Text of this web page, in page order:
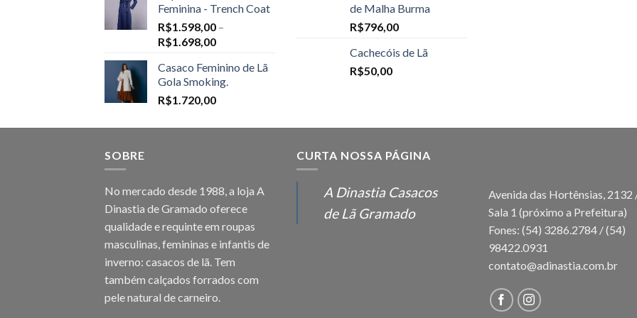
Feminina - Trench Coat
R$1.598,00 –
R$1.698,00Price
R$1.598,00
through
R$1.698,00
Casaco Feminino de Lã
Gola Smoking.
R$1.720,00
de Malha Burma
R$796,00
Cachecóis de Lã
R$50,00
SOBRE
No mercado desde 1988, a loja A
Dinastia de Gramado oferece
qualidade e requinte em roupas
masculinas, femininas e infantis de
inverno: casacos de lã. Tem
também calçados forrados com
pele natural de carneiro.
CURTA NOSSA PÁGINA
A Dinastia Casacos
de Lã Gramado
Avenida das Hortênsias, 2132
Sala 1 (próximo a Prefeitura)
Fones: (54) 3286.2784 / (54)
98422.0931
contato@adinastia.com.br